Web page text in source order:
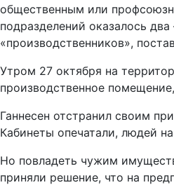
общественным или
подразделений оказалось
«производственников»,
Утром 27 октября на
производственное
Ганнесен отстранил своим
Кабинеты опечатали, людей
Но повладеть чужим
приняли решение, что на